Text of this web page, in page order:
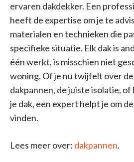
ervaren dakdekker. Een
heeft de expertise om je te
materialen en technieken die
specifieke situatie. Elk dak is
één werkt, is misschien niet
woning. Of je nu twijfelt over de
dakpannen, de juiste isolatie,
je dak, een expert helpt je om
vinden.
Lees meer over: dakpannen.